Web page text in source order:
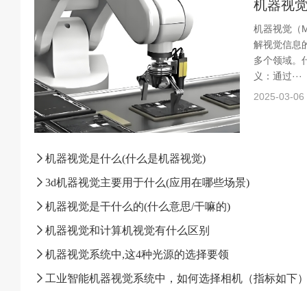
机器视
机器视觉（
解视觉信息
多个领域。
义：通过···
2025-03-06
机器视觉是什么(什么是机器视觉)
3d机器视觉主要用于什么(应用在哪些场景)
机器视觉是干什么的(什么意思/干嘛的)
机器视觉和计算机视觉有什么区别
机器视觉系统中,这4种光源的选择要领
工业智能机器视觉系统中，如何选择相机（指标如下